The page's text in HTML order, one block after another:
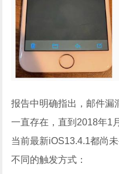
报告中明确指出，邮件漏
一直存在，直到2018年1
当前最新iOS13.4.1都尚
不同的触发方式：